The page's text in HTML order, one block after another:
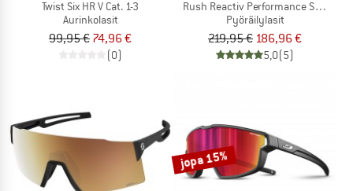
Twist Six HR V Cat. 1-3
Aurinkolasit
99,95 € 74,96 €
(0)
Rush Reactiv Performance S1-3 (VLT
Pyöräilylasit
219,95 € 186,96 €
5,0(5)
jopa 15%